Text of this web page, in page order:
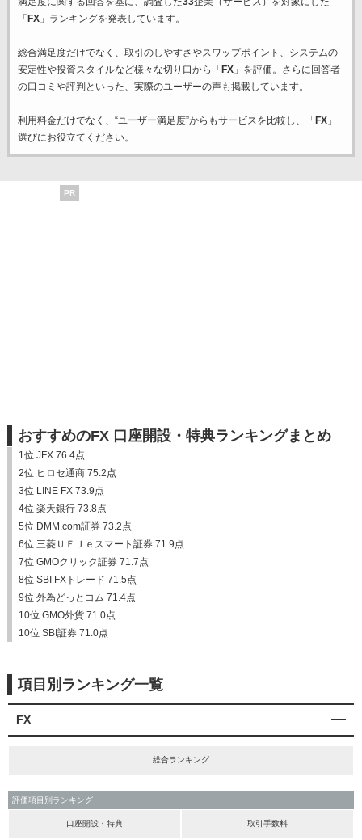
「FX」ランキングを発表しています。
総合満足度だけでなく、取引のしやすさやスワップポイント、システムの
安定性や投資スタイルなど様々な切り口から「FX」を評価。さらに回答者
の口コミや評判といった、実際のユーザーの声も掲載しています。
利用料金だけでなく、“ユーザー満足度”からもサービスを比較し、「FX」
選びにお役立てください。
PR
おすすめのFX 口座開設・特典ランキングまとめ
1位 JFX 76.4点
2位 ヒロセ通商 75.2点
3位 LINE FX 73.9点
4位 楽天銀行 73.8点
5位 DMM.com証券 73.2点
6位 三菱ＵＦＪｅスマート証券 71.9点
7位 GMOクリック証券 71.7点
8位 SBI FXトレード 71.5点
9位 外為どっとコム 71.4点
10位 GMO外貨 71.0点
10位 SBI証券 71.0点
項目別ランキング一覧
FX
総合ランキング
評価項目別ランキング
口座開設・特典 取引手数料